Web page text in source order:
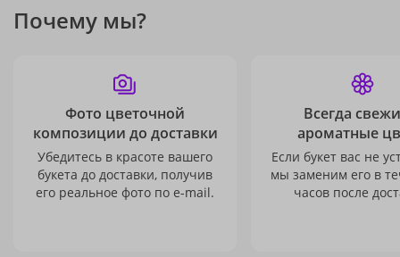
Почему мы?
Фото цветочной
композиции до доставки
Убедитесь в красоте вашего
букета до доставки, получив
его реальное фото по e-mail.
Всегда
ароматные
Если букет вас не
мы заменим его в
часов после